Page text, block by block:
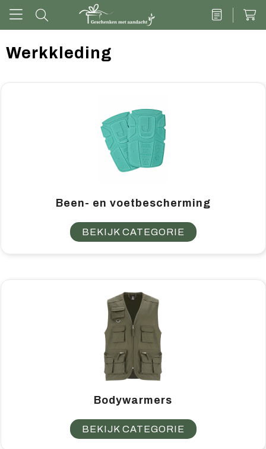
Zoete cadeaus
Groen geschenk
Gereedschap & veiligheid
Overige relatiegeschenken
Werkkleding
Been- en voetbescherming
BEKIJK CATEGORIE
Bodywarmers
BEKIJK CATEGORIE